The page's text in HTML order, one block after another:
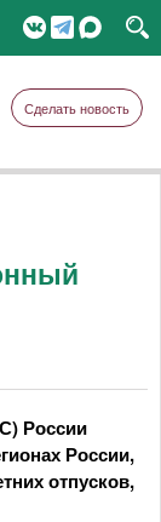
Сделать новость
России
России,
отпусков,